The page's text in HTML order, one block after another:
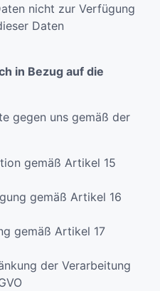
nicht zur Verfügung
Daten
in Bezug auf die
gegen uns gemäß der
gemäß Artikel 15
gemäß Artikel 16
gemäß Artikel 17
der Verarbeitung